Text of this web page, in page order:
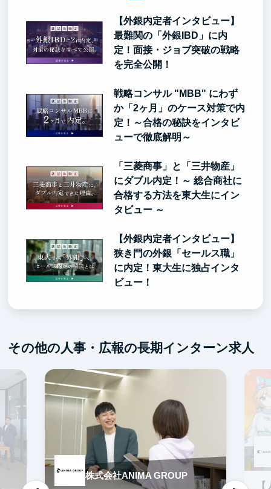
【外銀内定者インタビュー】
最難関の「外銀IBD」に内
定！面接・ジョブ突破の戦略
を完全公開！
戦略コンサル "MBB" にわず
か「2ヶ月」のケース対策で内
定！～合格の秘訣をインタビ
ューで徹底解明～
「三菱商事」と「三井物産」
にダブル内定！～ 総合商社に
合格する方法を東大生にイン
タビュー ～
【外銀内定者インタビュー】
狭き門の外銀「セールス職」
に内定！東大生に独占インタ
ビュー！
その他の人事・広報の長期インターン求人
株式会社ANIMA GROUP